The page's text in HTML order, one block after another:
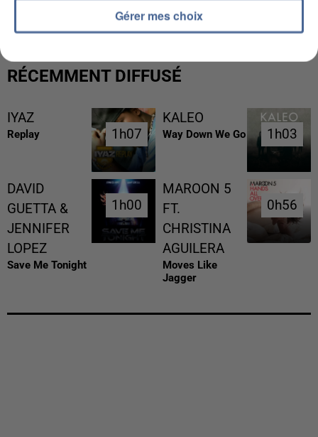
RÉCEMMENT DIFFUSÉ
IYAZ
Replay 1h07
1h07
KALEO
Way Down We Go 1h03
1h03
DAVID
GUETTA &
JENNIFER
LOPEZ
Save Me Tonight
1h00
1h00
MAROON 5
FT.
CHRISTINA
AGUILERA
Moves Like
Jagger
0h56
0h56
Gérer mes choix